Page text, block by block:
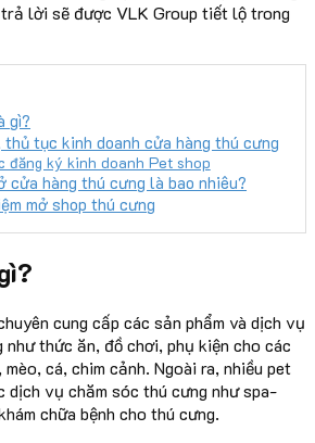
lời sẽ được VLK Group tiết lộ trong
gì?
tục kinh doanh cửa hàng thú cưng
đăng ký kinh doanh Pet shop
cửa hàng thú cưng là bao nhiêu?
mở shop thú cưng
cung cấp các sản phẩm và dịch vụ
như thức ăn, đồ chơi, phụ kiện cho các
cá, chim cảnh. Ngoài ra, nhiều pet
dịch vụ chăm sóc thú cưng như spa-
chữa bệnh cho thú cưng.